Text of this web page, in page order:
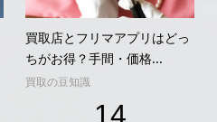
買取店とフリマアプリはどっ
ちがお得？手間・価格...
買取の豆知識
14